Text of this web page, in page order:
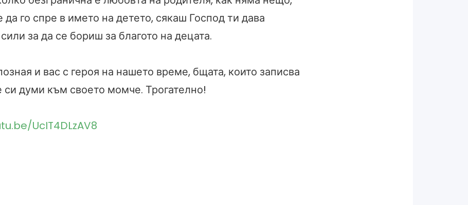
го спре в името на детето, сякаш Господ ти дава
за да се бориш за благото на децата.
и вас с героя на нашето време, бщата, които записва
си думи към своето момче. Трогателно!
UcIT4DLzAV8